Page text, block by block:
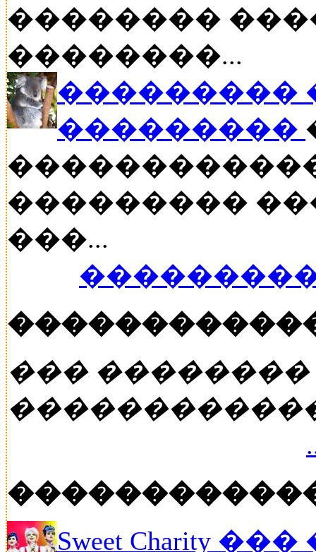
��������
��������...
���������
���������
���������
���...
���
Sweet Charity